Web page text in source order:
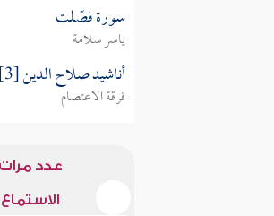
سورة فصّلت
ياسر سلامة
أناشيد صلاح الدين [3]
فرقة الاعتصام
عدد مرات
الاستماع